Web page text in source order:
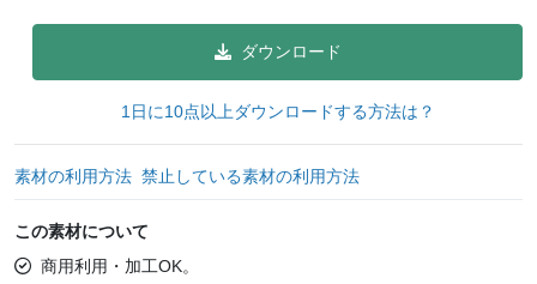
ダウンロード
1日に10点以上ダウンロードする方法は？
素材の利用方法 禁止している素材の利用方法
この素材について
商用利用・加工OK。